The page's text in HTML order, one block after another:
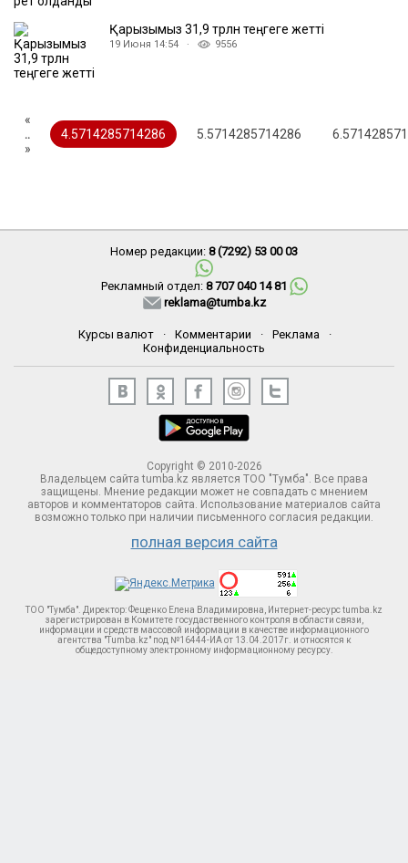
Қарызымыз 31,9 трлн теңгеге жетті
19 Июня 14:54 · 9556
«
..
4.5714285714286 5.5714285714286
»
Номер редакции: 8 (7292) 53 00 03
Рекламный отдел: 8 707 040 14 81
reklama@tumba.kz
Курсы валют · Комментарии · Реклама
·
Конфиденциальность
Copyright © 2010-2026
Владельцем сайта tumba.kz является ТОО "Тумба". Все права
защищены. Мнение редакции может не совпадать с мнением
авторов и комментаторов сайта. Использование материалов сайта
возможно только при наличии письменного согласия редакции.
полная версия сайта
ТОО "Тумба". Директор: Фещенко Елена Владимировна, Интернет-ресурс tumba.kz
зарегистрирован в Комитете госудаственного контроля в области связи,
информации и средств массовой информации в качестве информационного
агентства "Tumba.kz" под №16444-ИА от 13.04.2017г. и относятся к
общедоступному электронному информационному ресурсу.